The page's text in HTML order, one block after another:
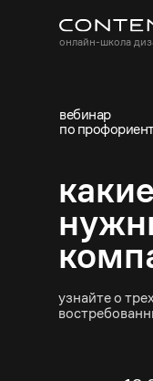
вебинар
по
узнайте о
онлайн-школа